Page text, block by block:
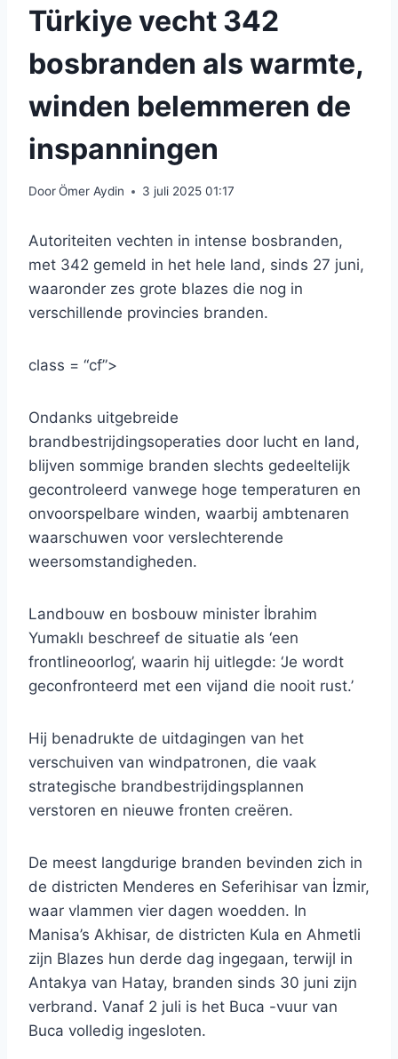
Türkiye vecht 342
bosbranden als warmte,
winden belemmeren de
inspanningen
DoorÖmer Aydin 3 juli 2025 01:17
Autoriteiten vechten in intense bosbranden,
met 342 gemeld in het hele land, sinds 27 juni,
waaronder zes grote blazes die nog in
verschillende provincies branden.
class = “cf”>
Ondanks uitgebreide
brandbestrijdingsoperaties door lucht en land,
blijven sommige branden slechts gedeeltelijk
gecontroleerd vanwege hoge temperaturen en
onvoorspelbare winden, waarbij ambtenaren
waarschuwen voor verslechterende
weersomstandigheden.
Landbouw en bosbouw minister İbrahim
Yumaklı beschreef de situatie als ‘een
frontlineoorlog’, waarin hij uitlegde: ‘Je wordt
geconfronteerd met een vijand die nooit rust.’
Hij benadrukte de uitdagingen van het
verschuiven van windpatronen, die vaak
strategische brandbestrijdingsplannen
verstoren en nieuwe fronten creëren.
De meest langdurige branden bevinden zich in
de districten Menderes en Seferihisar van İzmir,
waar vlammen vier dagen woedden. In
Manisa’s Akhisar, de districten Kula en Ahmetli
zijn Blazes hun derde dag ingegaan, terwijl in
Antakya van Hatay, branden sinds 30 juni zijn
verbrand. Vanaf 2 juli is het Buca -vuur van
Buca volledig ingesloten.